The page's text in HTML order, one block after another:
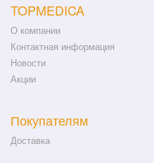
TOPMEDICA
О компании
Контактная информация
Новости
Акции
Покупателям
Доставка